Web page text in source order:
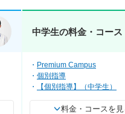
中学生の料金・コース
Premium Campus
個別指導
【個別指導】（中学生）
料金・コースを